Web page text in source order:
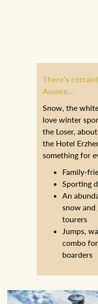
There’s
Aussee...
Snow, the
love winter
the Loser,
the Hotel
something for
Family-
Sporting
An
snow and
tourers
Jumps,
combo
boarders